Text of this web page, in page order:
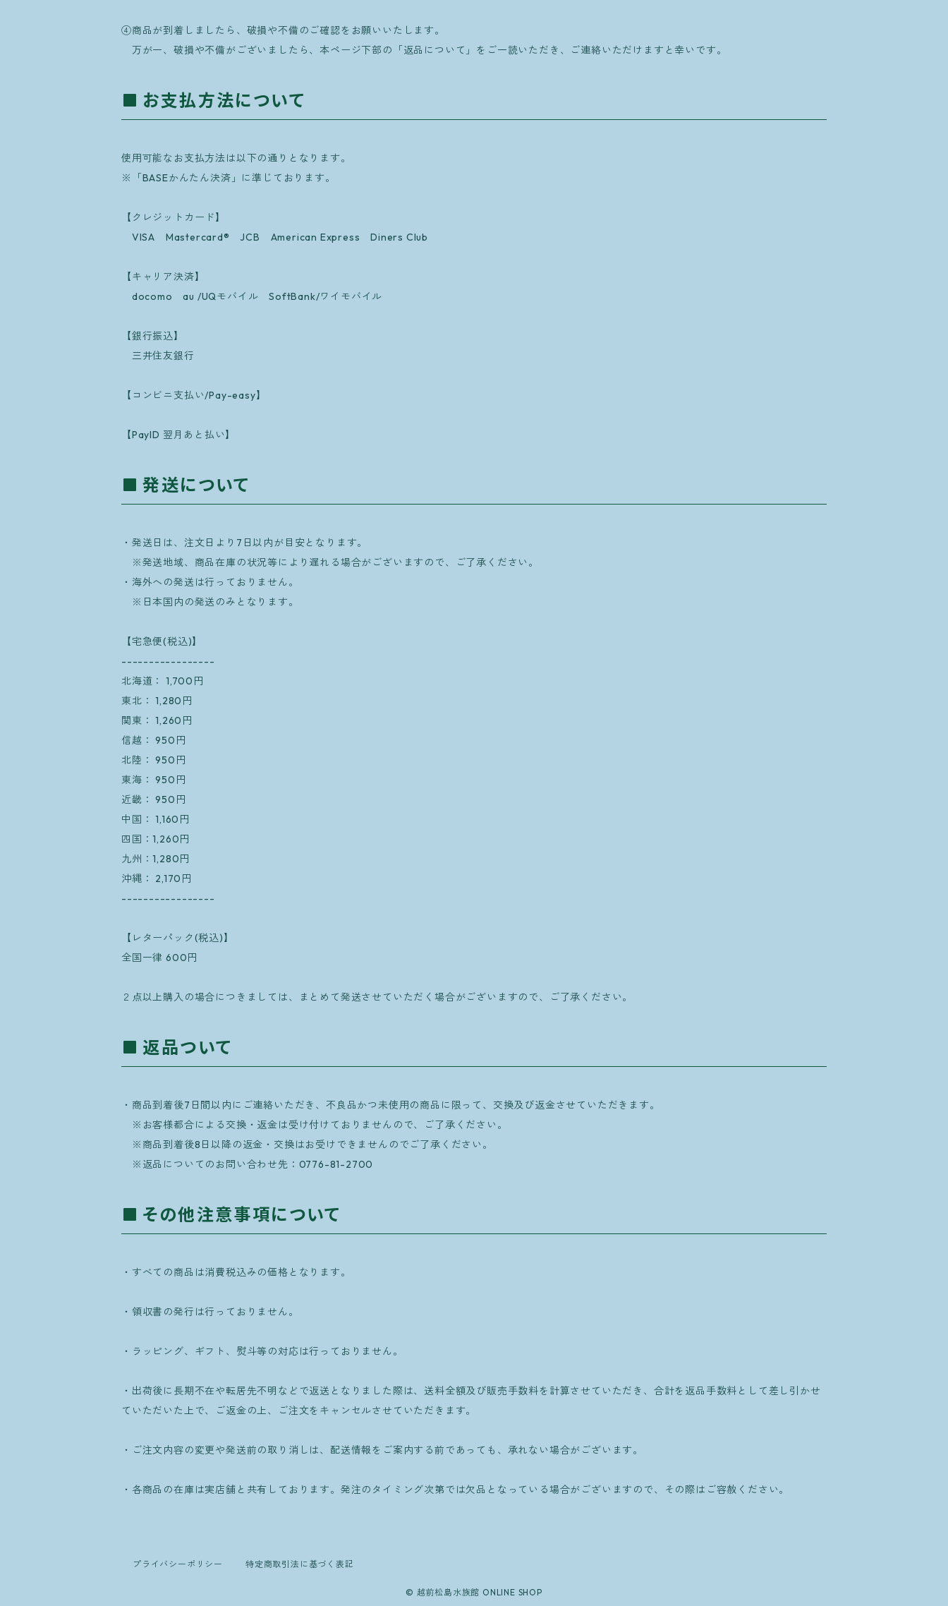
④商品が到着しましたら、破損や不備のご確認をお願いいたします。
万が一、破損や不備がございましたら、本ページ下部の「返品について」をご一読いただき、ご連絡いただけますと幸いです。
お支払方法について
使用可能なお支払方法は以下の通りとなります。
※「BASEかんたん決済」に準じております。
【クレジットカード】
VISA Mastercard® JCB American Express Diners Club
【キャリア決済】
docomo au /UQモバイル SoftBank/ワイモバイル
【銀行振込】
三井住友銀行
【コンビニ支払い/Pay-easy】
【PayID 翌月あと払い】
発送について
・発送日は、注文日より7日以内が目安となります。
※発送地域、商品在庫の状況等により遅れる場合がございますので、ご了承ください。
・海外への発送は行っておりません。
※日本国内の発送のみとなります。
【宅急便(税込)】
-----------------
北海道： 1,700円
東北： 1,280円
関東： 1,260円
信越： 950円
北陸： 950円
東海： 950円
近畿： 950円
中国： 1,160円
四国：1,260円
九州：1,280円
沖縄： 2,170円
-----------------
【レターパック(税込)】
全国一律 600円
２点以上購入の場合につきましては、まとめて発送させていただく場合がございますので、ご了承ください。
返品ついて
・商品到着後7日間以内にご連絡いただき、不良品かつ未使用の商品に限って、交換及び返金させていただきます。
※お客様都合による交換・返金は受け付けておりませんので、ご了承ください。
※商品到着後8日以降の返金・交換はお受けできませんのでご了承ください。
※返品についてのお問い合わせ先：0776-81-2700
その他注意事項について
・すべての商品は消費税込みの価格となります。
・領収書の発行は行っておりません。
・ラッピング、ギフト、熨斗等の対応は行っておりません。
・出荷後に長期不在や転居先不明などで返送となりました際は、送料全額及び販売手数料を計算させていただき、合計を返品手数料として差し引かせ
ていただいた上で、ご返金の上、ご注文をキャンセルさせていただきます。
・ご注文内容の変更や発送前の取り消しは、配送情報をご案内する前であっても、承れない場合がございます。
・各商品の在庫は実店舗と共有しております。発注のタイミング次第では欠品となっている場合がございますので、その際はご容赦ください。
プライバシーポリシー 特定商取引法に基づく表記
© 越前松島水族館 ONLINE SHOP